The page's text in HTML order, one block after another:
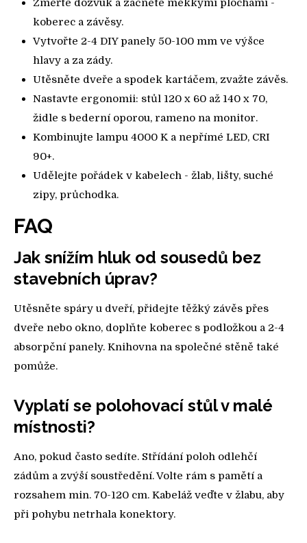
Změřte dozvuk a začněte měkkými plochami -
koberec a závěsy.
Vytvořte 2-4 DIY panely 50-100 mm ve výšce
hlavy a za zády.
Utěsněte dveře a spodek kartáčem, zvažte závěs.
Nastavte ergonomii: stůl 120 x 60 až 140 x 70,
židle s bederní oporou, rameno na monitor.
Kombinujte lampu 4000 K a nepřímé LED, CRI
90+.
Udělejte pořádek v kabelech - žlab, lišty, suché
zipy, průchodka.
FAQ
Jak snížím hluk od sousedů bez
stavebních úprav?
Utěsněte spáry u dveří, přidejte těžký závěs přes
dveře nebo okno, doplňte koberec s podložkou a 2-4
absorpční panely. Knihovna na společné stěně také
pomůže.
Vyplatí se polohovací stůl v malé
místnosti?
Ano, pokud často sedíte. Střídání poloh odlehčí
zádům a zvýší soustředění. Volte rám s pamětí a
rozsahem min. 70-120 cm. Kabeláž veďte v žlabu, aby
při pohybu netrhala konektory.